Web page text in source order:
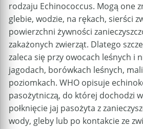
rodzaju Echinococcus. Mogą one
glebie, wodzie, na rękach, sierści
powierzchni żywności
zakażonych zwierząt. Dlatego
zaleca się przy owocach leśnych i
jagodach, borówkach leśnych,
poziomkach. WHO opisuje
pasożytniczą, do której dochodzi
połknięcie jaj pasożyta z
wody, gleby lub po kontakcie ze